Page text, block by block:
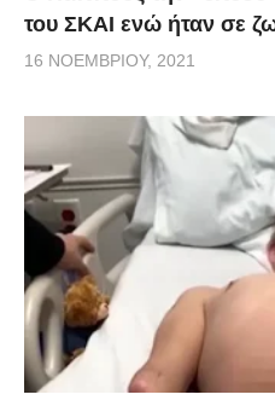
του ΣΚΑΙ ενώ ήταν σε
16 ΝΟΕΜΒΡΊΟΥ, 2021